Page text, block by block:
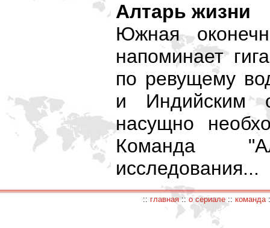
Алтарь жизни
Южная
напоминает
по ревущему
и Индийским
насущно
Команда
исследования...
:: главная:: о сериале :: команда